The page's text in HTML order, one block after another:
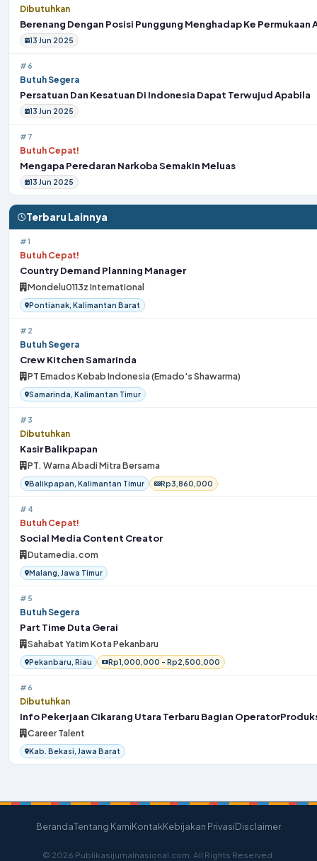
Dibutuhkan
Berenang Dengan Posisi Punggung Menghadap Ke Permukaan
13 Jun 2025
#6
Butuh Segera
Persatuan Dan Kesatuan Di Indonesia Dapat Terwujud Apabila
13 Jun 2025
#7
Butuh Cepat!
Mengapa Peredaran Narkoba Semakin Meluas
13 Jun 2025
Terbaru Lainnya
#1
Butuh Cepat!
Country Demand Planning Manager
Mondelu0113z International
Pontianak, Kalimantan Barat
#2
Butuh Segera
Crew Kitchen Samarinda
PT Emados Kebab Indonesia (Emado's Shawarma)
Samarinda, Kalimantan Timur
#3
Dibutuhkan
Kasir Balikpapan
PT. Warna Abadi Mitra Bersama
Balikpapan, Kalimantan Timur Rp3,860,000
#4
Butuh Cepat!
Social Media Content Creator
Dutamedia.com
Malang, Jawa Timur
#5
Butuh Segera
Part Time Duta Gerai
Sahabat Yatim Kota Pekanbaru
Pekanbaru, Riau Rp1,000,000 - Rp2,500,000
#6
Dibutuhkan
Info Pekerjaan Cikarang Utara Terbaru Bagian
Career Talent
Kab. Bekasi, Jawa Barat
BerandaTentang KamiKontakKebijakan PrivasiDisclaimer
© 2026 Publikasijurnalnasional.com. All Rights Reserved.